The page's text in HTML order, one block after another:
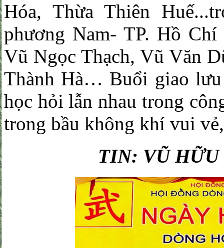
Hóa, Thừa Thiên
phương Nam- TP. Hồ
Vũ Ngọc Thạch, Vũ Văn
Thành Hà… Buổi giao
học hỏi lẫn nhau trong
trong bầu không khí vui
TIN: VŨ